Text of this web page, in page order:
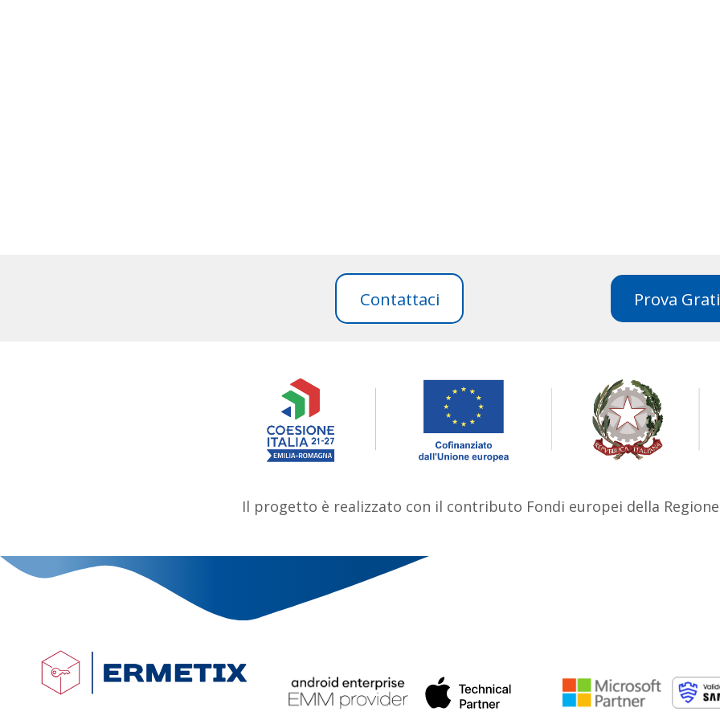
Contattaci Prova
Il progetto è realizzato con il contributo Fondi europei della Regione